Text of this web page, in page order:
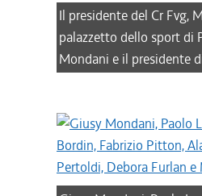
Il presidente del Cr Fvg,
palazzetto dello sport di
Mondani e il presidente